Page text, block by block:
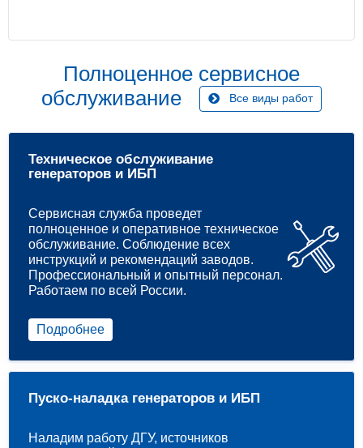
Полноценное сервисное
обслуживание
Все виды работ
Техническое обслуживание
генераторов и ИБП
Сервисная служба проведет
полноценное и оперативное техническое
обслуживание. Соблюдение всех
инструкций и рекомендаций заводов.
Профессиональный и опытный персонал.
Работаем по всей России.
Подробнее
Пуско-наладка генераторов и ИБП
Наладим работу ДГУ, источников